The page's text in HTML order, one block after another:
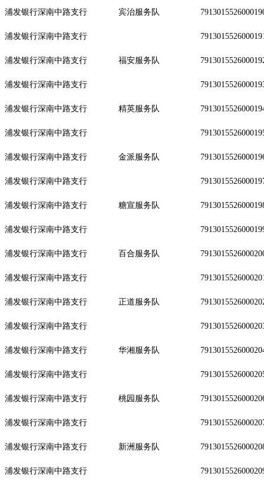
浦发银行深南中路支行 宾治服务队
浦发银行深南中路支行
浦发银行深南中路支行 福安服务队
浦发银行深南中路支行
浦发银行深南中路支行 精英服务队
浦发银行深南中路支行
浦发银行深南中路支行 金派服务队
浦发银行深南中路支行
浦发银行深南中路支行 糖宣服务队
浦发银行深南中路支行
浦发银行深南中路支行 百合服务队
浦发银行深南中路支行
浦发银行深南中路支行 正道服务队
浦发银行深南中路支行
浦发银行深南中路支行 华湘服务队
浦发银行深南中路支行
浦发银行深南中路支行 桃园服务队
浦发银行深南中路支行
浦发银行深南中路支行 新洲服务队
浦发银行深南中路支行